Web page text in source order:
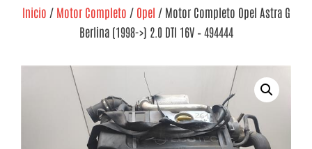
Inicio / Motor Completo / Opel / Motor Completo Opel Astra G
Berlina (1998->) 2.0 DTI 16V – 494444